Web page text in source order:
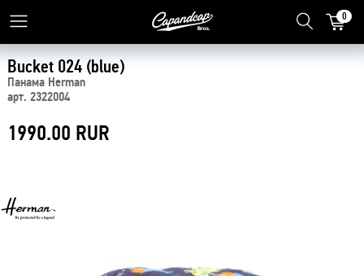
0
Bucket 024 (blue)
Панама Herman
арт. 2322004